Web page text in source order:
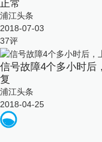
正常
浦江头条
2018-07-03
37评
信号故障4个多小时后
复
浦江头条
2018-04-25